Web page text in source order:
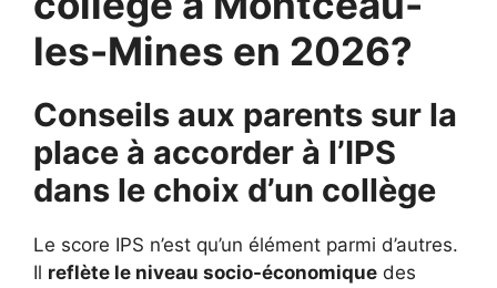
les-Mines en 2026?
Conseils aux parents sur la
place à accorder à l’IPS
dans le choix d’un collège
Le score IPS n’est qu’un élément parmi d’autres.
Il reflète le niveau socio-économique des